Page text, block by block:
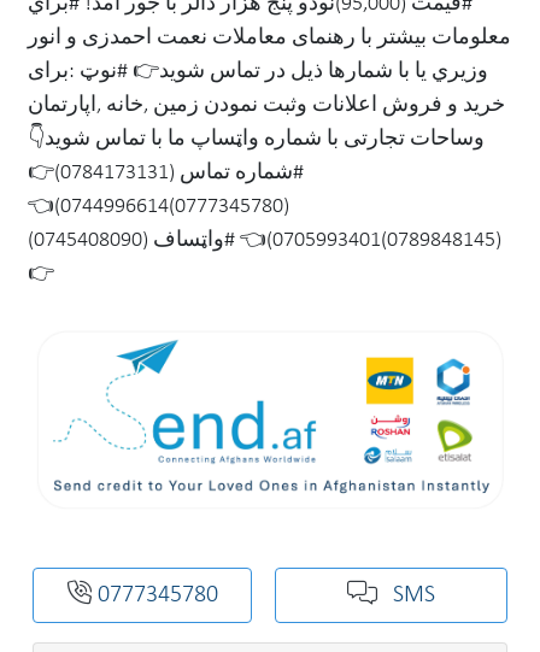
معلومات بيشتر با رهنمای معاملات نعمت احمدزی و انور
وزیري يا با شمارها ذيل در تماس شويد👉 #نوټ :برای
خرید و فروش اعلانات وثبت نمودن زمین ,خانه ,اپارتمان
وساحات تجارتی با شماره واټساپ ما با تماس شوید👇
#شماره تماس (0784173131)👉
(0777345780)0744996614)👈
(0789848145)0705993401)👈 #واټساف (0745408090)
👉
0777345780 SMS